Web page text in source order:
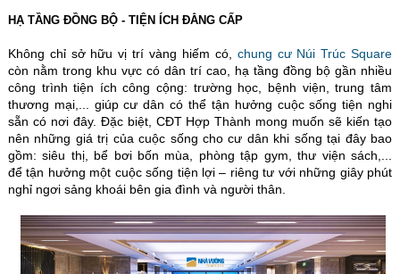
HẠ TẦNG ĐỒNG BỘ - TIỆN ÍCH ĐẲNG CẤP
Không chỉ sở hữu vị trí vàng hiếm có, chung cư Núi Trúc Square
còn nằm trong khu vực có dân trí cao, hạ tầng đồng bộ gần nhiều
công trình tiện ích công cộng: trường học, bệnh viện, trung tâm
thương mại,... giúp cư dân có thể tận hưởng cuộc sống tiện nghi
sẵn có nơi đây. Đặc biệt, CĐT Hợp Thành mong muốn sẽ kiến tạo
nên những giá trị của cuộc sống cho cư dân khi sống tại đây bao
gồm: siêu thị, bể bơi bốn mùa, phòng tập gym, thư viện sách,...
đểtận hưởng một cuộc sống tiện lợi – riêng tư với những giây phút
nghỉ ngơi sảng khoái bên gia đình và người thân.